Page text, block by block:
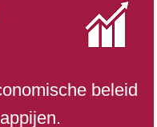
beleid